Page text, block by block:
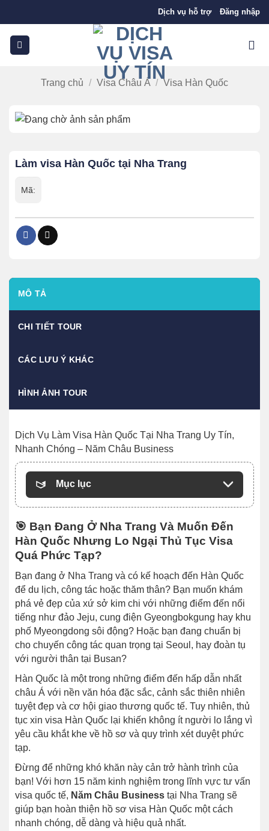
qua
nội
dung
Dịch vụ hỗ trợ Đăng nhập
Trang chủ / Visa Châu Á / Visa Hàn Quốc
Làm visa Hàn Quốc tại Nha Trang
Mã:
MÔ TẢ
CHI TIẾT TOUR
CÁC LƯU Ý KHÁC
HÌNH ẢNH TOUR
Dịch Vụ Làm Visa Hàn Quốc Tại Nha Trang Uy Tín,
Nhanh Chóng – Năm Châu Business
Mục lục
🎯 Bạn Đang Ở Nha Trang Và Muốn Đến
Hàn Quốc Nhưng Lo Ngại Thủ Tục Visa
Quá Phức Tạp?
Bạn đang ở Nha Trang và có kế hoạch đến Hàn Quốc
để du lịch, công tác hoặc thăm thân? Bạn muốn khám
phá vẻ đẹp của xứ sở kim chi với những điểm đến nổi
tiếng như đảo Jeju, cung điện Gyeongbokgung hay khu
phố Myeongdong sôi động? Hoặc bạn đang chuẩn bị
cho chuyến công tác quan trọng tại Seoul, hay đoàn tụ
với người thân tại Busan?
Hàn Quốc là một trong những điểm đến hấp dẫn nhất
châu Á với nền văn hóa đặc sắc, cảnh sắc thiên nhiên
tuyệt đẹp và cơ hội giao thương quốc tế. Tuy nhiên, thủ
tục xin visa Hàn Quốc lại khiến không ít người lo lắng vì
yêu cầu khắt khe về hồ sơ và quy trình xét duyệt phức
tạp.
Đừng để những khó khăn này cản trở hành trình của
bạn! Với hơn 15 năm kinh nghiệm trong lĩnh vực tư vấn
visa quốc tế, Năm Châu Business tại Nha Trang sẽ
giúp bạn hoàn thiện hồ sơ visa Hàn Quốc một cách
nhanh chóng, dễ dàng và hiệu quả nhất.